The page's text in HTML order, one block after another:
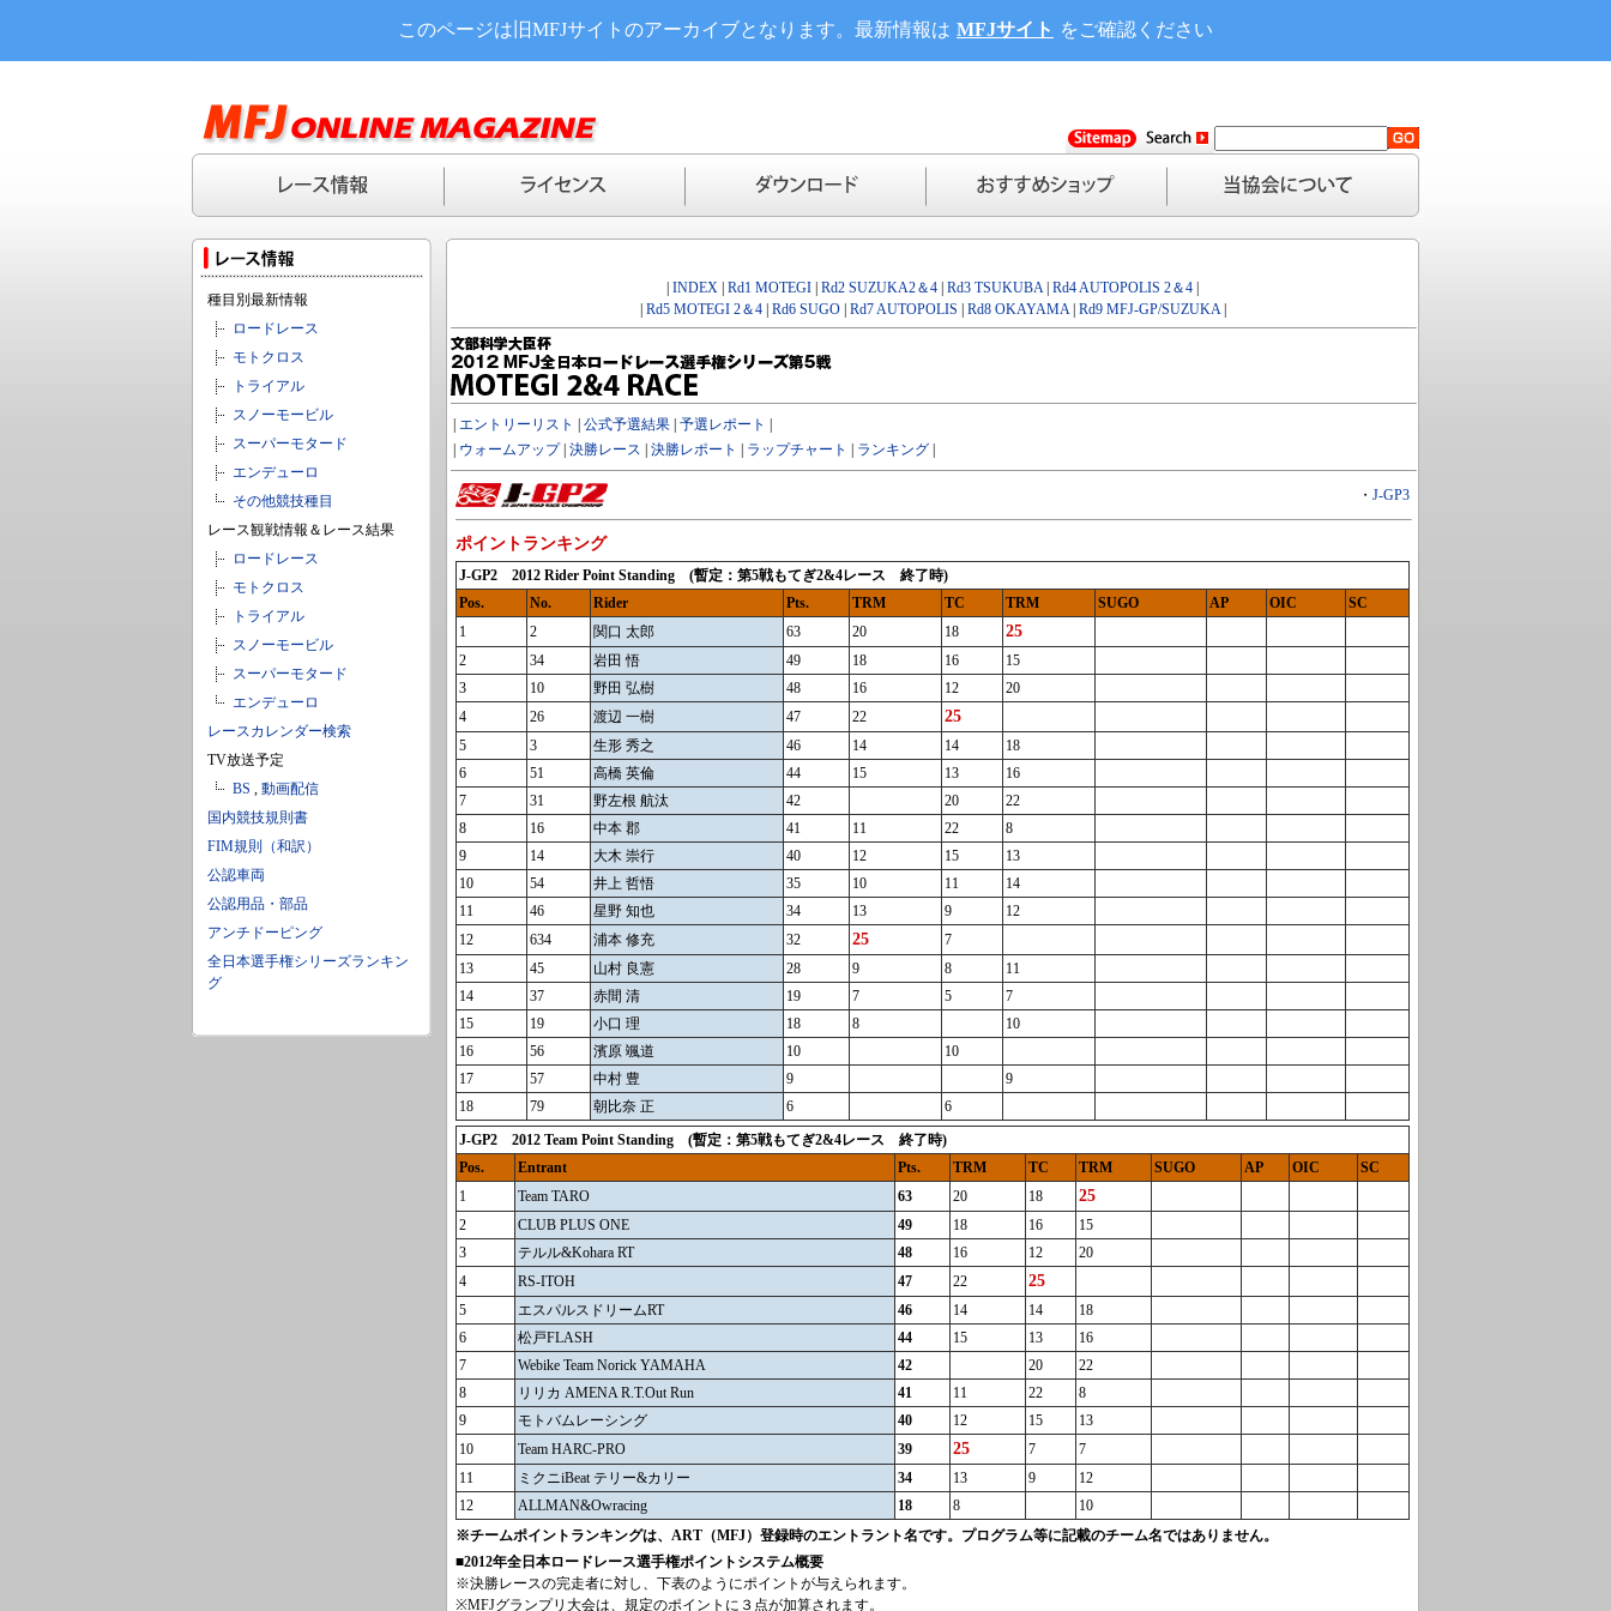
このページは旧MFJサイトのアーカイブとなります。最新情報は MFJサイト をご確認ください
種目別最新情報
ロードレース
モトクロス
トライアル
スノーモービル
スーパーモタード
エンデューロ
その他競技種目
レース観戦情報＆レース結果
ロードレース
モトクロス
トライアル
スノーモービル
スーパーモタード
エンデューロ
レースカレンダー検索
TV放送予定
BS , 動画配信
国内競技規則書
FIM規則（和訳）
公認車両
公認用品・部品
アンチドーピング
全日本選手権シリーズランキン
グ
INDEX Rd1 MOTEGI Rd2 SUZUKA2＆4 Rd3 TSUKUBA| Rd4 AUTOPOLIS 2＆4
Rd5 MOTEGI 2＆4| Rd6 SUGO Rd7 AUTOPOLIS Rd8 OKAYAMA| Rd9 MFJ-GP/SUZUKA|
エントリーリスト 公式予選結果 予選レポート
ウォームアップ| 決勝レース 決勝レポート ラップチャート ランキング
・ J-GP3
ポイントランキング
J-GP2 2012 Rider Point Standing (暫定：第5戦もてぎ2&4レース 終了時)
Pos.
No. Rider Pts. TRM TC TRM SUGO AP OIC
SC
1
2 関口 太郎 63 20 18 25
2 34 岩田 悟 49 18 16
15
3
10 野田 弘樹 48 16 12
20
4
26 渡辺 一樹 47 22 25
5 3 生形 秀之 46 14 14
18
6
51 高橋 英倫 44 15 13
16
7
31 野左根 航汰 42 20
22
8
16 中本 郡 41 11 22
8
9
14 大木 崇行 40 12 15
13
10
54 井上 哲悟 35 10 11
14
11
46 星野 知也 34 13 9
12
12
634 浦本 修充 32 25
7
13
45 山村 良憲 28 9 8
11
14
37 赤間 清 19 7 5
7
15
19 小口 理 18 8
10
16
56 濱原 颯道 10
10
17
57 中村 豊 9
9
18
79 朝比奈 正 6
6
J-GP2 2012 Team Point Standing (暫定：第5戦もてぎ2&4レース 終了時)
Pos.
Entrant Pts. TRM TC TRM SUGO AP OIC
SC
1
Team TARO 63 20 18 25
2 CLUB PLUS ONE 49 18 16
15
3
テルル&Kohara RT 48 16 12
20
4
RS-ITOH 47 22 25
5 エスパルスドリームRT 46 14 14
18
6
松戸FLASH 44 15 13
16
7
Webike Team Norick YAMAHA 42 20
22
8
リリカ AMENA R.T.Out Run 41 11 22
8
9
モトバムレーシング 40 12 15
13
10
Team HARC-PRO 39 25 7
7
11
ミクニiBeat テリー&カリー 34 13 9
12
12
ALLMAN&Owracing 18 8
10
※チームポイントランキングは、ART（MFJ）登録時のエントラント名です。プログラム等に記載のチーム名ではありません。
■2012年全日本ロードレース選手権ポイントシステム概要
※決勝レースの完走者に対し、下表のようにポイントが与えられます。
※MFJグランプリ大会は、規定のポイントに３点が加算されます。